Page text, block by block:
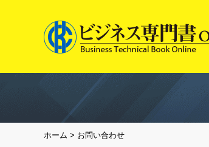
ホーム > お問い合わせ